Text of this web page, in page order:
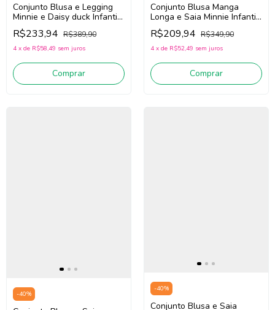
Conjunto Blusa e Legging
Minnie e Daisy duck Infantil
Teen Animé N5668 (Off
White/Lilás)
R$233,94 R$389,90
4 x de R$58,49 sem juros
Comprar
Conjunto Blusa Manga
Longa e Saia Minnie Infantil
Animé P6513
(Bege/Vermelho)
R$209,94 R$349,90
4 x de R$52,49 sem juros
Comprar
-40%
-40%
Conjunto Blusa e Saia